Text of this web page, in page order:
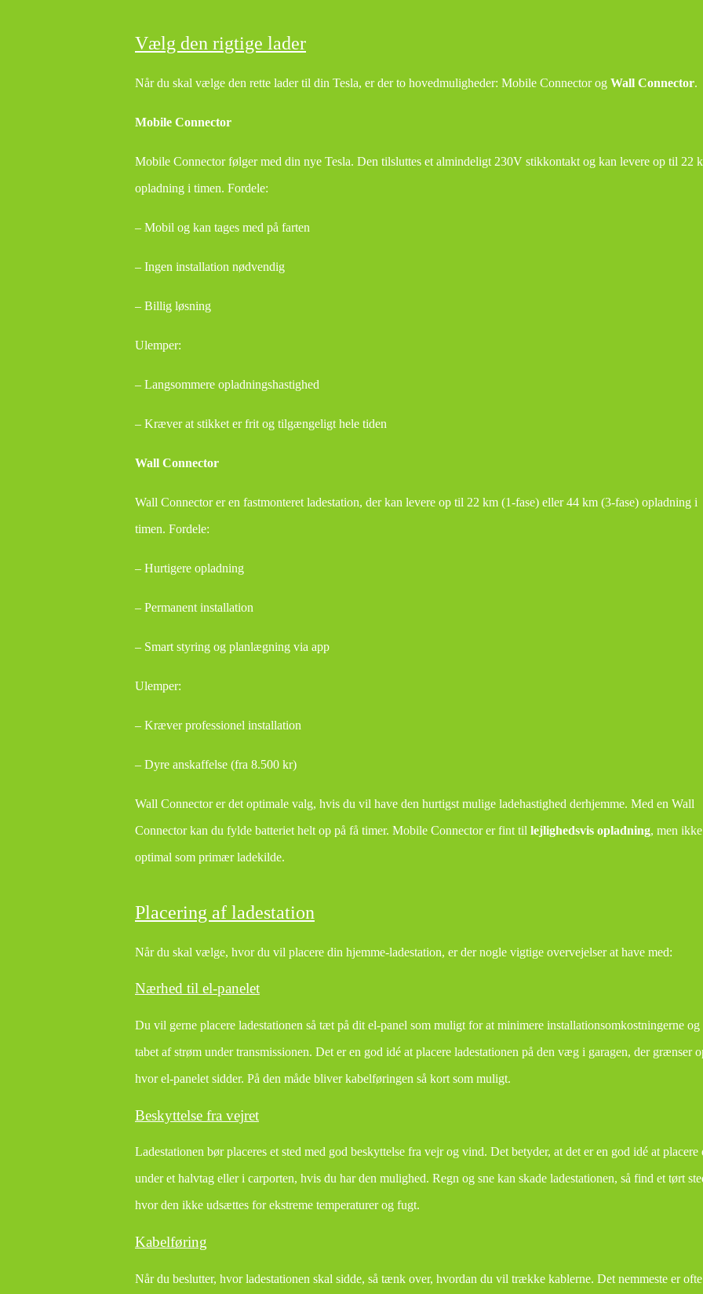
Vælg den rigtige lader
Når du skal vælge den rette lader til din Tesla, er der to hovedmuligheder: Mobile Connector og Wall Connector.
Mobile Connector
Mobile Connector følger med din nye Tesla. Den tilsluttes et almindeligt 230V stikkontakt og kan levere op til 22
opladning i timen. Fordele:
– Mobil og kan tages med på farten
– Ingen installation nødvendig
– Billig løsning
Ulemper:
– Langsommere opladningshastighed
– Kræver at stikket er frit og tilgængeligt hele tiden
Wall Connector
Wall Connector er en fastmonteret ladestation, der kan levere op til 22 km (1-fase) eller 44 km (3-fase) opladning i
timen. Fordele:
– Hurtigere opladning
– Permanent installation
– Smart styring og planlægning via app
Ulemper:
– Kræver professionel installation
– Dyre anskaffelse (fra 8.500 kr)
Wall Connector er det optimale valg, hvis du vil have den hurtigst mulige ladehastighed derhjemme. Med en Wall
Connector kan du fylde batteriet helt op på få timer. Mobile Connector er fint til lejlighedsvis opladning, men ikke
optimal som primær ladekilde.
Placering af ladestation
Når du skal vælge, hvor du vil placere din hjemme-ladestation, er der nogle vigtige overvejelser at have med:
Nærhed til el-panelet
Du vil gerne placere ladestationen så tæt på dit el-panel som muligt for at minimere installationsomkostningerne og
tabet af strøm under transmissionen. Det er en god idé at placere ladestationen på den væg i garagen, der grænser
hvor el-panelet sidder. På den måde bliver kabelføringen så kort som muligt.
Beskyttelse fra vejret
Ladestationen bør placeres et sted med god beskyttelse fra vejr og vind. Det betyder, at det er en god idé at placere
under et halvtag eller i carporten, hvis du har den mulighed. Regn og sne kan skade ladestationen, så find et tørt
hvor den ikke udsættes for ekstreme temperaturer og fugt.
Kabelføring
Når du beslutter, hvor ladestationen skal sidde, så tænk over, hvordan du vil trække kablerne. Det nemmeste er